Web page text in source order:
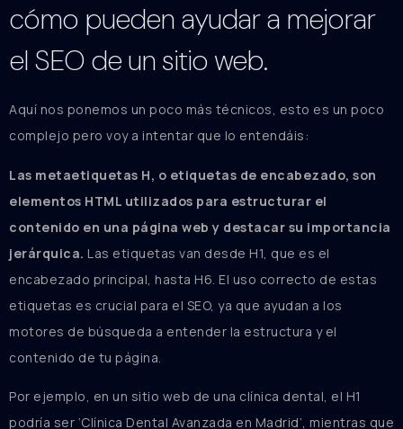
cómo pueden ayudar a mejorar
el SEO de un sitio web.
Aquí nos ponemos un poco más técnicos, esto es un poco
complejo pero voy a intentar que lo entendáis:
Las metaetiquetas H, o etiquetas de encabezado, son
elementos HTML utilizados para estructurar el
contenido en una página web y destacar su importancia
jerárquica. Las etiquetas van desde H1, que es el
encabezado principal, hasta H6. El uso correcto de estas
etiquetas es crucial para el SEO, ya que ayudan a los
motores de búsqueda a entender la estructura y el
contenido de tu página.
Por ejemplo, en un sitio web de una clínica dental, el H1
podría ser ‘Clínica Dental Avanzada en Madrid’, mientras que